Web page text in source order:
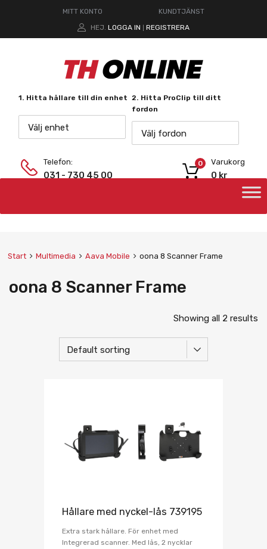
MITT KONTO
KUNDTJÄNST
HEJ. LOGGA IN REGISTRERA
1. Hitta hållare till din enhet
Välj enhet
2. Hitta ProClip till ditt
fordon
Välj fordon
Telefon:
031 - 730 45 00
Varukorg
0 kr
0
Start Multimedia Aava Mobile oona 8 Scanner Frame
oona 8 Scanner Frame
Showing all 2 results
Hållare med nyckel-lås 739195
Extra stark hållare. För enhet med
Integrerad scanner. Med lås, 2 nycklar